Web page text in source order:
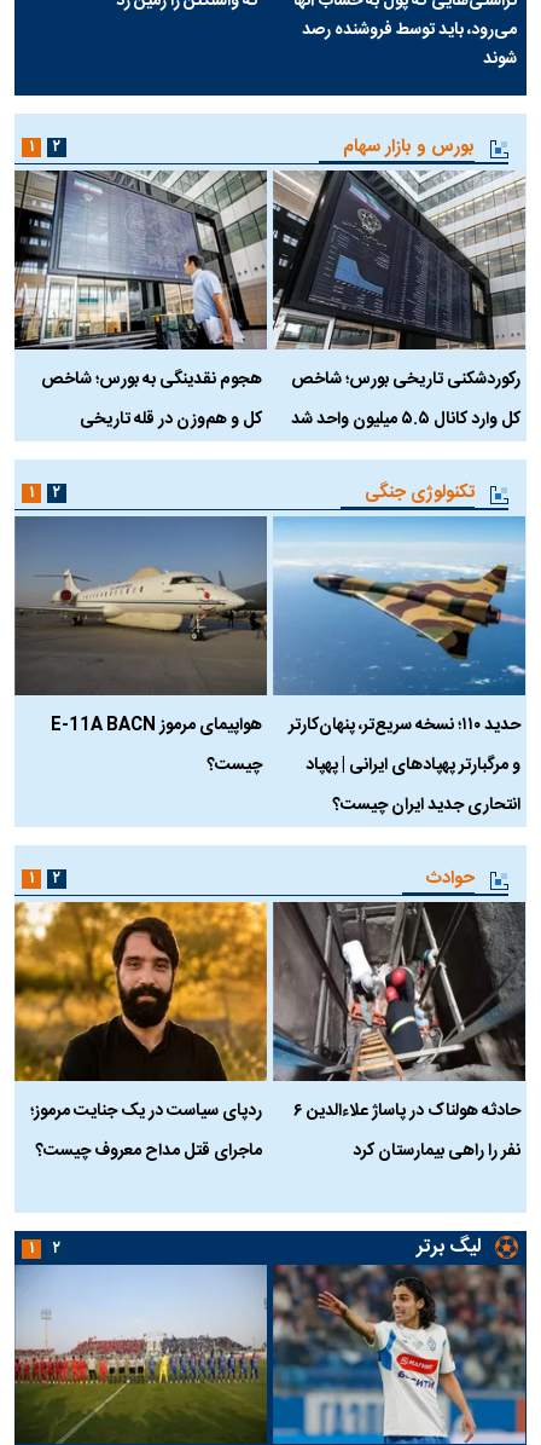
می‌رود، باید توسط فروشنده رصد
شوند
بورس و بازار سهام
رکوردشکنی تاریخی بورس؛ شاخص
کل وارد کانال ۵.۵ میلیون واحد شد
هجوم نقدینگی به بورس؛ شاخص
کل و هم‌وزن در قله تاریخی
۱ ۲
تکنولوژی جنگی
حدید ۱۱۰؛ نسخه سریع‌تر، پنهان‌کارتر
و مرگبارتر پهپادهای ایرانی | پهپاد
انتحاری جدید ایران چیست؟
هواپیمای مرموز E-11A BACN
چیست؟
۱ ۲
حوادث
حادثه هولناک در پاساژ علاءالدین ۶
نفر را راهی بیمارستان کرد
ردپای سیاست در یک جنایت مرموز؛
ماجرای قتل مداح معروف چیست؟
۱ ۲
لیگ برتر ۱ ۲